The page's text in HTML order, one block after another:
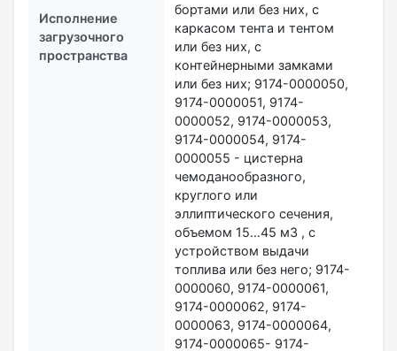
Исполнение
загрузочного
пространства
бортами или без них, с
каркасом тента и тентом
или без них, с
контейнерными замками
или без них; 9174-0000050,
9174-0000051, 9174-
0000052, 9174-0000053,
9174-0000054, 9174-
0000055 - цистерна
чемоданообразного,
круглого или
эллиптического сечения,
объемом 15…45 м3 , с
устройством выдачи
топлива или без него; 9174-
0000060, 9174-0000061,
9174-0000062, 9174-
0000063, 9174-0000064,
9174-0000065- 9174-